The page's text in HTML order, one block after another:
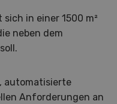
in einer 1500 m²
neben dem
automatisierte
Anforderungen an